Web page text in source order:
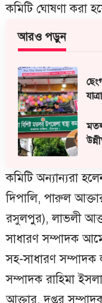
কমিটি ঘোষণা করা
আরও পড়ুন
কমিটি অন্যান্যরা
দিপালি, পারুল
রসুলপুর), লাভলী
সাধারণ সম্পাদক
সহ-সাধারণ সম্পাদক
সম্পাদক রাহিমা
আক্তার, দপ্তর